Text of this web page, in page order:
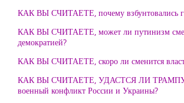
КАК ВЫ СЧИТАЕТЕ, почему взбунтовались
КАК ВЫ СЧИТАЕТЕ, может ли путинизм
демократией?
КАК ВЫ СЧИТАЕТЕ, скоро ли сменится
КАК ВЫ СЧИТАЕТЕ, УДАСТСЯ ЛИ
военный конфликт России и Украины?